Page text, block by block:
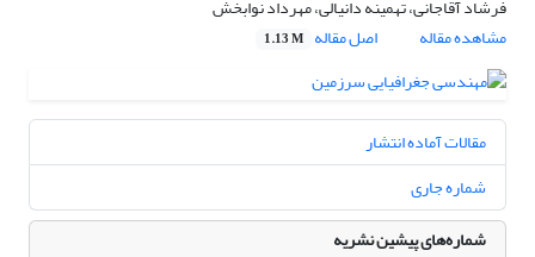
فرشاد آقاجانی، تهمینه دانیالی، مهرداد نوابخش
مشاهده مقاله
اصل مقاله 1.13 M
مقالات آماده انتشار
شماره جاری
شماره‌های پیشین نشریه